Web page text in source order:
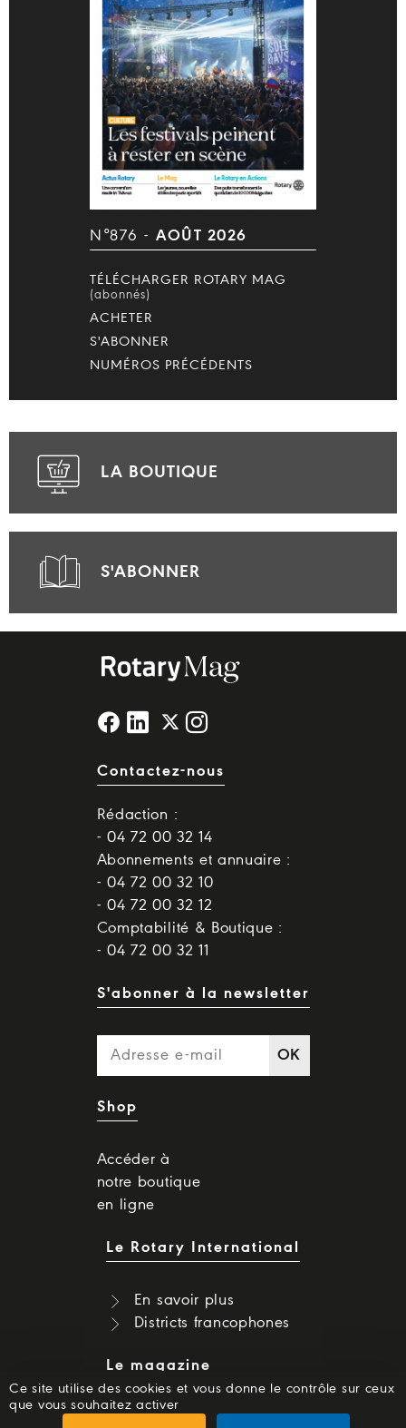
N°876 - AOÛT 2026
TÉLÉCHARGER ROTARY MAG
(abonnés)
ACHETER
S'ABONNER
NUMÉROS PRÉCÉDENTS
LA BOUTIQUE
S'ABONNER
Contactez-nous
Rédaction :
- 04 72 00 32 14
Abonnements et annuaire :
- 04 72 00 32 10
- 04 72 00 32 12
Comptabilité & Boutique :
- 04 72 00 32 11
S'abonner à la newsletter
OK
Shop
Accéder à
notre boutique
en ligne
Le Rotary International
En savoir plus
Districts francophones
Le magazine
Dernier numéro
Ce site utilise des cookies et vous donne le contrôle sur ceux
que vous souhaitez activer